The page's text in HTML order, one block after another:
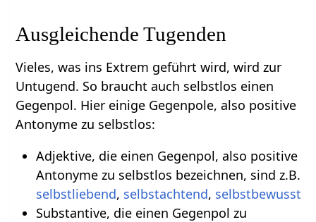
Ausgleichende Tugenden
Vieles, was ins Extrem geführt wird, wird zur
Untugend. So braucht auch selbstlos einen
Gegenpol. Hier einige Gegenpole, also positive
Antonyme zu selbstlos:
Adjektive, die einen Gegenpol, also positive
Antonyme zu selbstlos bezeichnen, sind z.B.
selbstliebend, selbstachtend, selbstbewusst
Substantive, die einen Gegenpol zu